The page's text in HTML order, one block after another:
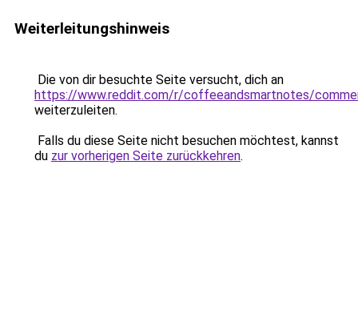
Weiterleitungshinweis
Die von dir besuchte Seite versucht, dich an
https://www.reddit.com/r/coffeeandsmartnotes/
weiterzuleiten.
Falls du diese Seite nicht besuchen möchtest, kannst
du zur vorherigen Seite zurückkehren.